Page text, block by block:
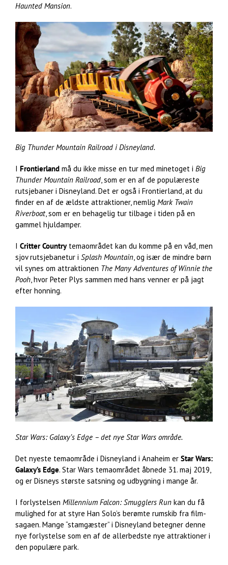
Haunted Mansion.
Big Thunder Mountain Railroad i Disneyland.
I Frontierland må du ikke misse en tur med minetoget i Big
Thunder Mountain Railroad , som er en af de populæreste
rutsjebaner i Disneyland. Det er også i Frontierland, at du
finder en af de ældste attraktioner, nemlig Mark Twain
Riverboat, som er en behagelig tur tilbage i tiden på en
gammel hjuldamper.
I Critter Countrytemaområdet kan du komme på en våd, men
sjov rutsjebanetur i Splash Mountain , og især de mindre børn
vil synes om attraktionen The Many Adventures of Winnie the
Pooh , hvor Peter Plys sammen med hans venner er på jagt
efter honning.
Star Wars: Galaxy’s Edge – det nye Star Wars område.
Det nyeste temaområde i Disneyland i Anaheim er Star Wars:
Galaxy’s Edge. Star Wars temaområdet åbnede 31. maj 2019,
og er Disneys største satsning og udbygning i mange år.
I forlystelsen Millennium Falcon: Smugglers Run kan du få
mulighed for at styre Han Solo’s berømte rumskib fra film-
sagaen. Mange “stamgæster” i Disneyland betegner denne
nye forlystelse som en af de allerbedste nye attraktioner i
den populære park.